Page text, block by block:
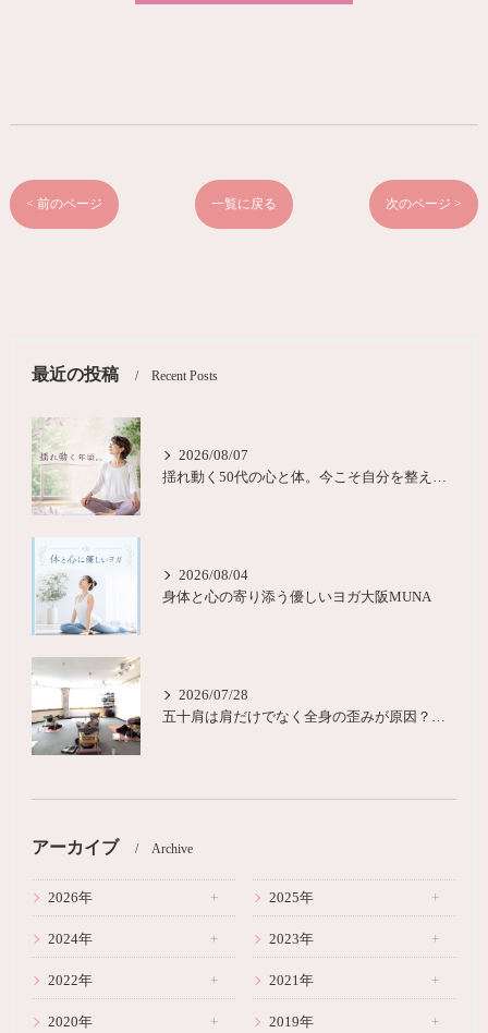
< 前のページ 一覧に戻る 次のページ >
最近の投稿 Recent Posts
2026/08/07
揺れ動く50代の心と体。今こそ自分を整える時間を大阪
2026/08/04
身体と心の寄り添う優しいヨガ大阪MUNA
2026/07/28
五十肩は肩だけでなく全身の歪みが原因？城東区ヨガピラティス
アーカイブ Archive
2026年 2025年
2024年 2023年
2022年 2021年
2020年 2019年